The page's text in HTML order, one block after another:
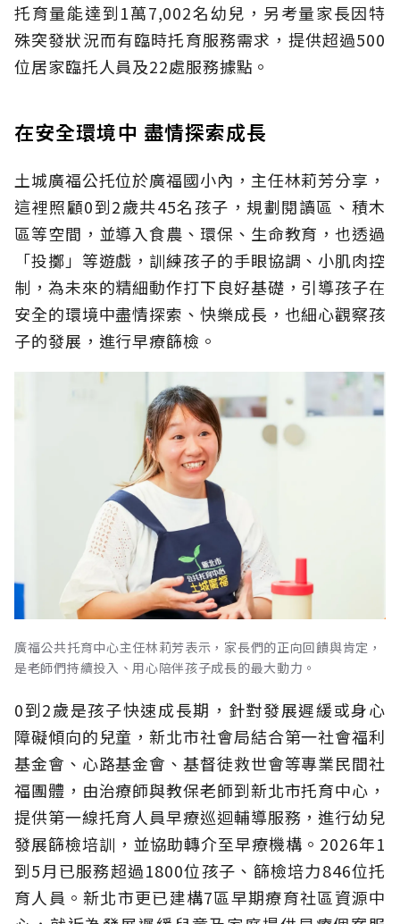
托育量能達到1萬7,002名幼兒，另考量家長因特
殊突發狀況而有臨時托育服務需求，提供超過500
位居家臨托人員及22處服務據點。
在安全環境中 盡情探索成長
土城廣福公托位於廣福國小內，主任林莉芳分享，
這裡照顧0到2歲共45名孩子，規劃閱讀區、積木
區等空間，並導入食農、環保、生命教育，也透過
「投擲」等遊戲，訓練孩子的手眼協調、小肌肉控
制，為未來的精細動作打下良好基礎，引導孩子在
安全的環境中盡情探索、快樂成長，也細心觀察孩
子的發展，進行早療篩檢。
廣福公共托育中心主任林莉芳表示，家長們的正向回饋與肯定，
是老師們持續投入、用心陪伴孩子成長的最大動力。
0到2歲是孩子快速成長期，針對發展遲緩或身心
障礙傾向的兒童，新北市社會局結合第一社會福利
基金會、心路基金會、基督徒救世會等專業民間社
福團體，由治療師與教保老師到新北市托育中心，
提供第一線托育人員早療巡迴輔導服務，進行幼兒
發展篩檢培訓，並協助轉介至早療機構。2026年1
到5月已服務超過1800位孩子、篩檢培力846位托
育人員。新北市更已建構7區早期療育社區資源中